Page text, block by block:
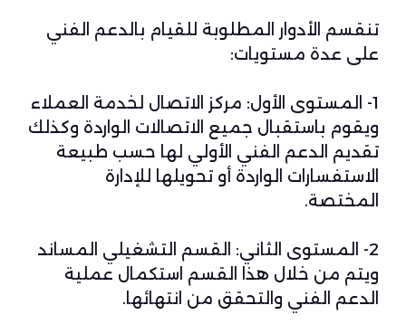
تنقسم الأدوار المطلوبة للقيام بالدعم الفني
على عدة مستويات:
1- المستوى الأول: مركز الاتصال لخدمة العملاء
ويقوم باستقبال جميع الاتصالات الواردة وكذلك
تقديم الدعم الفني الأولي لها حسب طبيعة
الاستفسارات الواردة أو تحويلها للإدارة
المختصة.
2- المستوى الثاني: القسم التشغيلي المساند
ويتم من خلال هذا القسم استكمال عملية
الدعم الفني والتحقق من انتهائها.